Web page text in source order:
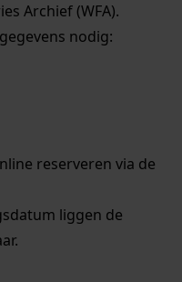
Archief (WFA).
nodig:
reserveren via de
liggen de